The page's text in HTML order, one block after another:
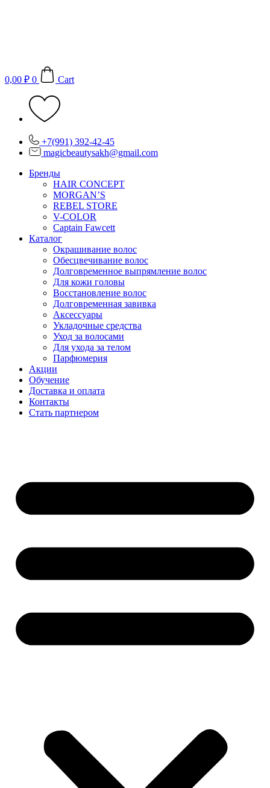
0,00 ₽ 0 Cart
+7(991) 392-42-45
magicbeautysakh@gmail.com
Бренды
HAIR CONCEPT
MORGAN’S
REBEL STORE
V-COLOR
Captain Fawcett
Каталог
Окрашивание волос
Обесцвечивание волос
Долговременное выпрямление волос
Для кожи головы
Восстановление волос
Долговременная завивка
Аксессуары
Укладочные средства
Уход за волосами
Для ухода за телом
Парфюмерия
Акции
Обучение
Доставка и оплата
Контакты
Стать партнером